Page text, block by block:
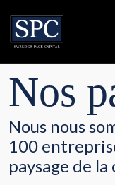
Nos
Nous nous
100
paysage de